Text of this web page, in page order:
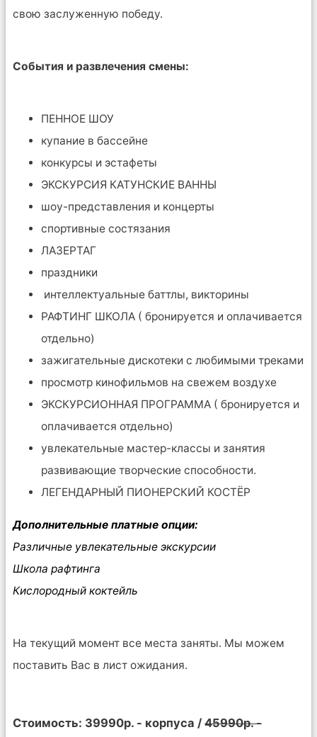
свою заслуженную победу.
События и развлечения смены:
ПЕННОЕ ШОУ
купание в бассейне
конкурсы и эстафеты
ЭКСКУРСИЯ КАТУНСКИЕ ВАННЫ
шоу-представления и концерты
спортивные состязания
ЛАЗЕРТАГ
праздники
интеллектуальные баттлы, викторины
РАФТИНГ ШКОЛА ( бронируется и оплачивается
отдельно)
зажигательные дискотеки с любимыми треками
просмотр кинофильмов на свежем воздухе
ЭКСКУРСИОННАЯ ПРОГРАММА ( бронируется и
оплачивается отдельно)
увлекательные мастер-классы и занятия
развивающие творческие способности.
ЛЕГЕНДАРНЫЙ ПИОНЕРСКИЙ КОСТËР
Дополнительные платные опции:
Различные увлекательные экскурсии
Школа рафтинга
Кислородный коктейль
На текущий момент все места заняты. Мы можем
поставить Вас в лист ожидания.
Стоимость: 39990р. - корпуса / 45990р. -